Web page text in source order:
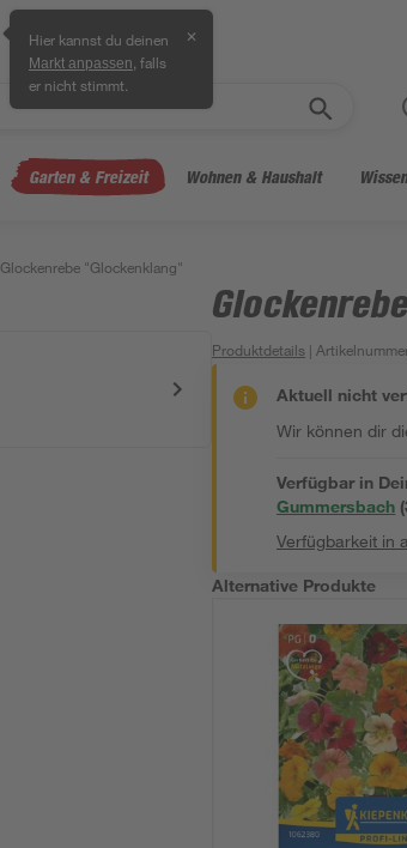
Hier kannst du deinen
Markt anpassen , falls
er nicht stimmt.
✕
Garten & Freizeit Wohnen & Haushalt
Glockenrebe "Glockenklang"
Produktdetails |
Aktuell nicht
Wir können dir
Verfügbar in
Gummersbach (
Verfügbarkeit in
Alternative Produkte